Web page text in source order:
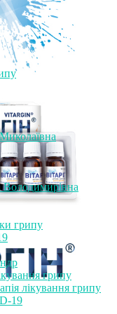
Володимирівна
грипу
грипу
лікування грипу
19